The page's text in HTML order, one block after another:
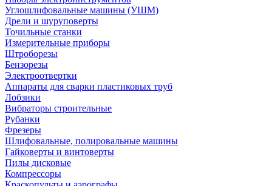
Углошлифовальные машины (УШМ)
Дрели и шуруповерты
Точильные станки
Измерительные приборы
Штроборезы
Бензорезы
Электроотвертки
Аппараты для сварки пластиковых труб
Лобзики
Вибраторы строительные
Рубанки
Фрезеры
Шлифовальные, полировальные машины
Гайковерты и винтоверты
Пилы дисковые
Компрессоры